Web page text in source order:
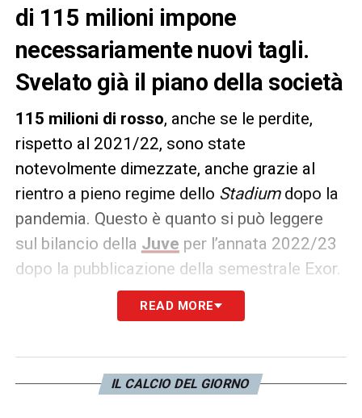
di 115 milioni impone
necessariamente nuovi tagli.
Svelato già il piano della società
115 milioni di rosso, anche se le perdite,
rispetto al 2021/22, sono state
notevolmente dimezzate, anche grazie al
rientro a pieno regime dello Stadium dopo la
pandemia. Questo è quanto si può leggere
sul bilancio della Juve per l’annata 2022/23
dopo la pubblicazione della semestrale Exor.
Previsioni tutto sommato in linea sulle
obbligatoriamente nuovi tagliper
avvicinarsi ulteriormente a quella
READ MORE
IL CALCIO DEL GIORNO